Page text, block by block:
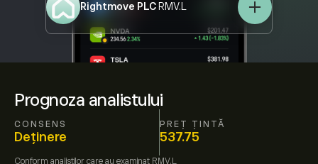
Prognoza analistului
CONSENS
Deținere
PREȚ ȚINTĂ
537.75
Conform analiștilor care au examinat RMV.L
Rightmove PLC RMV.L